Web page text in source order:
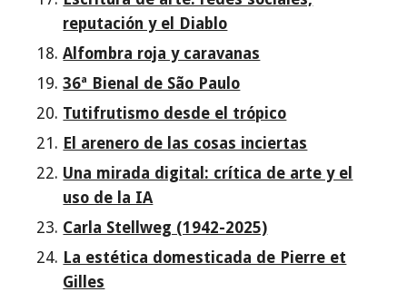
reputación y el Diablo
Alfombra roja y caravanas
36ª Bienal de São Paulo
Tutifrutismo desde el trópico
El arenero de las cosas inciertas
Una mirada digital: crítica de arte y el
uso de la IA
Carla Stellweg (1942-2025)
La estética domesticada de Pierre et
Gilles